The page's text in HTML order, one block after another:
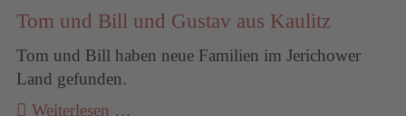
Tom und Bill und Gustav aus Kaulitz
Tom und Bill haben neue Familien im Jerichower
Land gefunden.
Weiterlesen …